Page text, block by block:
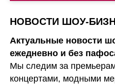
НОВОСТИ ШОУ-
Актуальные новости
ежедневно и без
Мы следим за
концертами, модными